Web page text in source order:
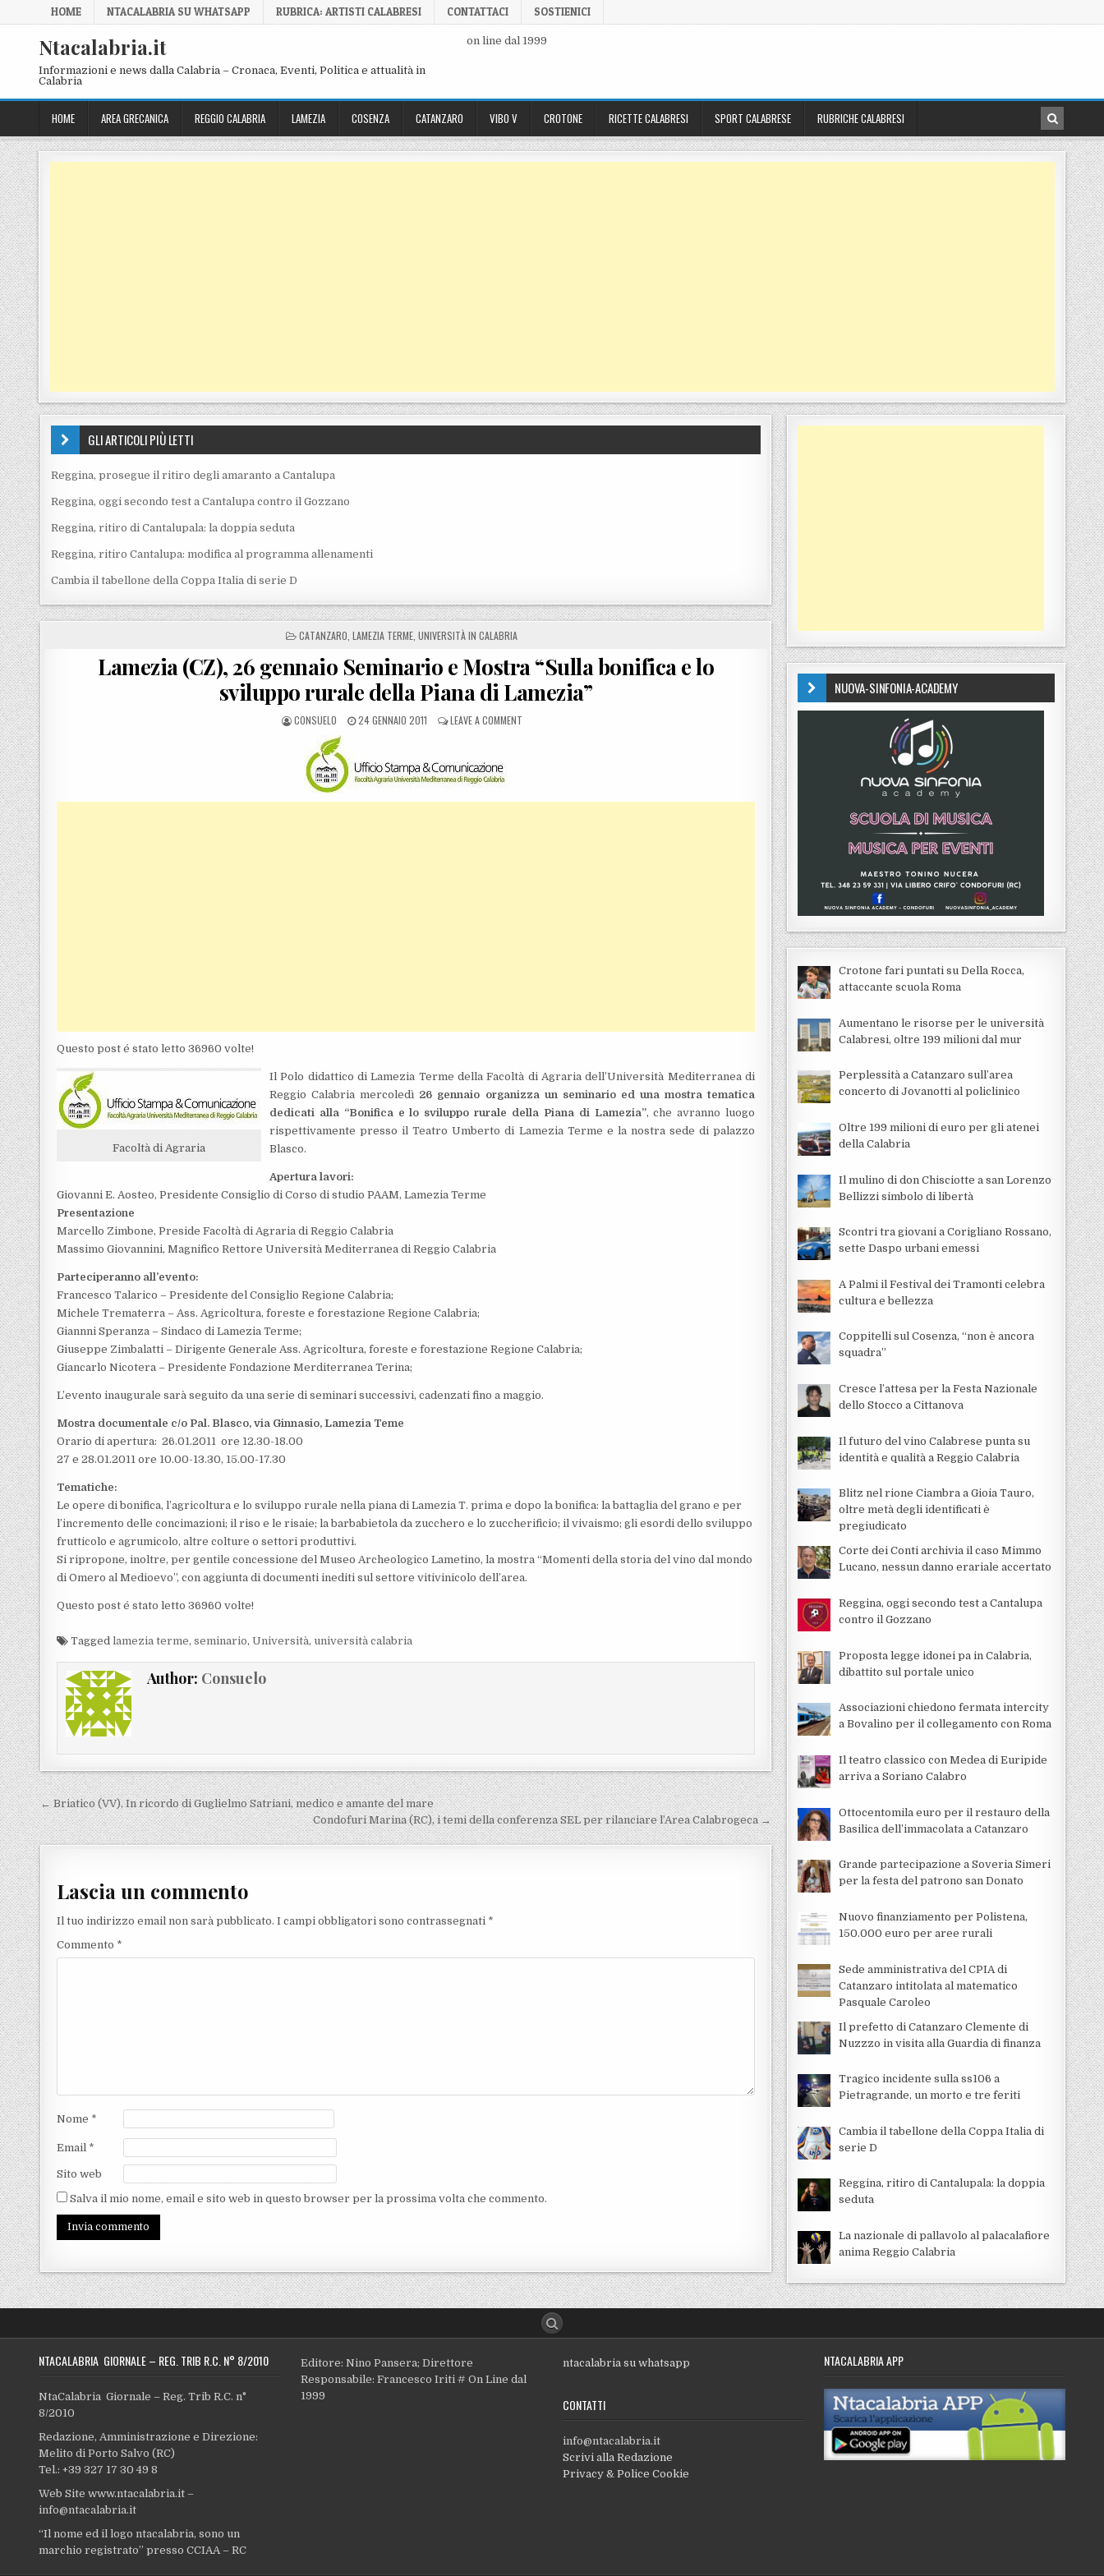
Skip to content
HOME NTACALABRIA SU WHATSAPP RUBRICA: ARTISTI CALABRESI CONTATTACI SOSTIENICI
Ntacalabria.it
Informazioni e news dalla Calabria – Cronaca, Eventi, Politica e attualità in
Calabria
on line dal 1999
HOME AREA GRECANICA REGGIO CALABRIA LAMEZIA COSENZA CATANZARO VIBO V CROTONE RICETTE CALABRESI SPORT CALABRESE RUBRICHE CALABRESI
GLI ARTICOLI PIÙ LETTI
Reggina, prosegue il ritiro degli amaranto a Cantalupa
Reggina, oggi secondo test a Cantalupa contro il Gozzano
Reggina, ritiro di Cantalupala: la doppia seduta
Reggina, ritiro Cantalupa: modifica al programma allenamenti
Cambia il tabellone della Coppa Italia di serie D
POSTED IN
CATANZARO ,LAMEZIA TERME ,UNIVERSITÀ IN CALABRIA
Lamezia (CZ), 26 gennaio Seminario e Mostra “Sulla bonifica e lo
sviluppo rurale della Piana di Lamezia”
POSTED BY
CONSUELO POSTED ON
24 GENNAIO 2011 LEAVE A COMMENTON LAMEZIA (CZ), 26 GENNAIO SEMINARIO E MOSTRA “SULLA BONIFICA E LO SVILUPPO RURALE DELLA PIANA DI LAMEZIA”
Questo post é stato letto 36960 volte!
Facoltà di Agraria
Il Polo didattico di Lamezia Terme della Facoltà di Agraria dell’Università Mediterranea di
Reggio Calabria mercoledì 26 gennaio organizza un seminario ed una mostra tematica
dedicati alla “Bonifica e lo sviluppo rurale della Piana di Lamezia”, che avranno luogo
rispettivamente presso il Teatro Umberto di Lamezia Terme e la nostra sede di palazzo
Blasco.
Apertura lavori:
Giovanni E. Aosteo, Presidente Consiglio di Corso di studio PAAM, Lamezia Terme
Presentazione
Marcello Zimbone, Preside Facoltà di Agraria di Reggio Calabria
Massimo Giovannini, Magnifico Rettore Università Mediterranea di Reggio Calabria
Parteciperanno all’evento:
Francesco Talarico – Presidente del Consiglio Regione Calabria;
Michele Trematerra – Ass. Agricoltura, foreste e forestazione Regione Calabria;
Giannni Speranza – Sindaco di Lamezia Terme;
Giuseppe Zimbalatti – Dirigente Generale Ass. Agricoltura, foreste e forestazione Regione Calabria;
Giancarlo Nicotera – Presidente Fondazione Merditerranea Terina;
L’evento inaugurale sarà seguito da una serie di seminari successivi, cadenzati fino a maggio.
Mostra documentale c/o Pal. Blasco, via Ginnasio, Lamezia Teme
Orario di apertura: 26.01.2011 ore 12.30-18.00
27 e 28.01.2011 ore 10.00-13.30, 15.00-17.30
Tematiche:
Le opere di bonifica, l’agricoltura e lo sviluppo rurale nella piana di Lamezia T. prima e dopo la bonifica: la battaglia del grano e per
l’incremento delle concimazioni; il riso e le risaie; la barbabietola da zucchero e lo zuccherificio; il vivaismo; gli esordi dello sviluppo
frutticolo e agrumicolo, altre colture o settori produttivi.
Si ripropone, inoltre, per gentile concessione del Museo Archeologico Lametino, la mostra “Momenti della storia del vino dal mondo
di Omero al Medioevo”, con aggiunta di documenti inediti sul settore vitivinicolo dell’area.
Questo post é stato letto 36960 volte!
Tagged lamezia terme,seminario,Università, università calabria
Author: Consuelo
Navigazione articoli
← Briatico (VV), In ricordo di Guglielmo Satriani, medico e amante del mare
Condofuri Marina (RC), i temi della conferenza SEL per rilanciare l’Area Calabrogeca →
Lascia un commento
Il tuo indirizzo email non sarà pubblicato. I campi obbligatori sono contrassegnati *
Commento *
Nome *
Email *
Sito web
Salva il mio nome, email e sito web in questo browser per la prossima volta che commento.
NUOVA-SINFONIA-ACADEMY
Crotone fari puntati su Della Rocca,
attaccante scuola Roma
Aumentano le risorse per le università
Calabresi, oltre 199 milioni dal mur
Perplessità a Catanzaro sull’area
concerto di Jovanotti al policlinico
Oltre 199 milioni di euro per gli atenei
della Calabria
Il mulino di don Chisciotte a san Lorenzo
Bellizzi simbolo di libertà
Scontri tra giovani a Corigliano Rossano,
sette Daspo urbani emessi
A Palmi il Festival dei Tramonti celebra
cultura e bellezza
Coppitelli sul Cosenza, “non è ancora
squadra”
Cresce l’attesa per la Festa Nazionale
dello Stocco a Cittanova
Il futuro del vino Calabrese punta su
identità e qualità a Reggio Calabria
Blitz nel rione Ciambra a Gioia Tauro,
oltre metà degli identificati è
pregiudicato
Corte dei Conti archivia il caso Mimmo
Lucano, nessun danno erariale accertato
Reggina, oggi secondo test a Cantalupa
contro il Gozzano
Proposta legge idonei pa in Calabria,
dibattito sul portale unico
Associazioni chiedono fermata intercity
a Bovalino per il collegamento con Roma
Il teatro classico con Medea di Euripide
arriva a Soriano Calabro
Ottocentomila euro per il restauro della
Basilica dell’immacolata a Catanzaro
Grande partecipazione a Soveria Simeri
per la festa del patrono san Donato
Nuovo finanziamento per Polistena,
150.000 euro per aree rurali
Sede amministrativa del CPIA di
Catanzaro intitolata al matematico
Pasquale Caroleo
Il prefetto di Catanzaro Clemente di
Nuzzzo in visita alla Guardia di finanza
Tragico incidente sulla ss106 a
Pietragrande, un morto e tre feriti
Cambia il tabellone della Coppa Italia di
serie D
Reggina, ritiro di Cantalupala: la doppia
seduta
La nazionale di pallavolo al palacalafiore
anima Reggio Calabria
NTACALABRIA GIORNALE – REG. TRIB R.C. N° 8/2010
NtaCalabria Giornale – Reg. Trib R.C. n°
8/2010
Redazione, Amministrazione e Direzione:
Melito di Porto Salvo (RC)
Tel.: +39 327 17 30 49 8
Web Site www.ntacalabria.it –
info@ntacalabria.it
“Il nome ed il logo ntacalabria, sono un
marchio registrato” presso CCIAA – RC
Editore: Nino Pansera; Direttore
Responsabile: Francesco Iriti # On Line dal
1999
ntacalabria su whatsapp
CONTATTI
info@ntacalabria.it
Scrivi alla Redazione
Privacy & Police Cookie
NTACALABRIA APP